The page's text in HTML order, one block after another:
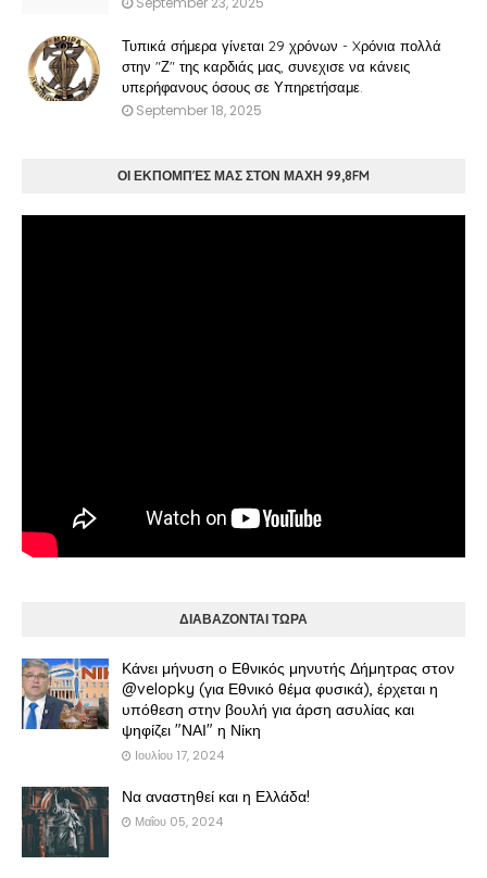
Τυπικά σήμερα γίνεται 29 χρόνων - Xρόνια πολλά
στην "Ζ" της καρδιάς μας, συνεχισε να κάνεις
υπερήφανους όσους σε Υπηρετήσαμε.
September 18, 2025
ΟΙ ΕΚΠΟΜΠΈΣ ΜΑΣ ΣΤΟΝ ΜΑΧΗ 99,8FM
ΔΙΑΒΑΖΟΝΤΑΙ ΤΩΡΑ
Κάνει μήνυση ο Εθνικός μηνυτής Δήμητρας στον
@velopky (για Εθνικό θέμα φυσικά), έρχεται η
υπόθεση στην βουλή για άρση ασυλίας και
ψηφίζει "ΝΑΙ" η Νίκη
Ιουλίου 17, 2024
Να αναστηθεί και η Ελλάδα!
Μαΐου 05, 2024